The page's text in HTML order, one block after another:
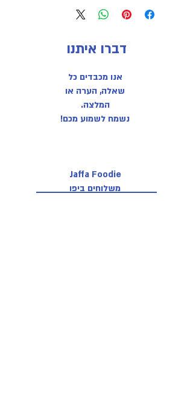
אנו מכבדים כל
שאלה, הערה או
המלצה.
נשמח לשמוע מכם!
Jaffa Foodie
משלוחים ביפו
דברו איתנו